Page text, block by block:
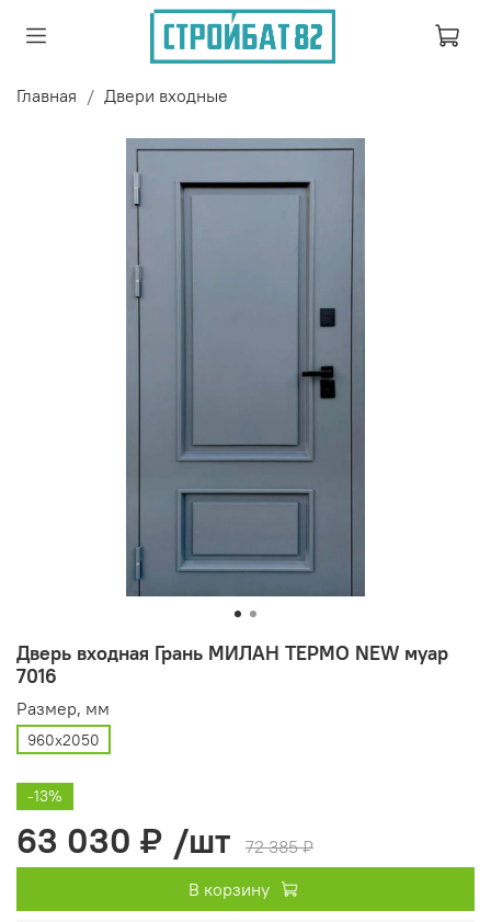
Главная Двери входные
Дверь входная Грань МИЛАН ТЕРМО NEW муар
7016
Размер, мм
960х2050
-13%
63 030 ₽ /шт
72 385 ₽
В корзину